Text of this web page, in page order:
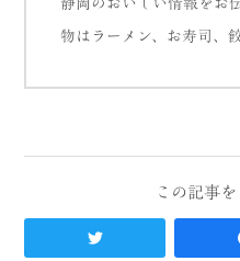
物はラーメン、お寿司、